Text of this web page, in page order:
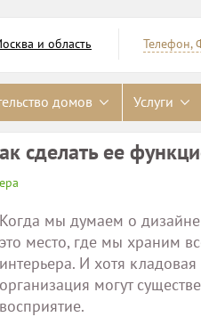
Телефон,
и область
домов Услуги
сделать ее
Когда мы думаем о
это место, где мы храним
интерьера. И хотя
организация могут
восприятие.